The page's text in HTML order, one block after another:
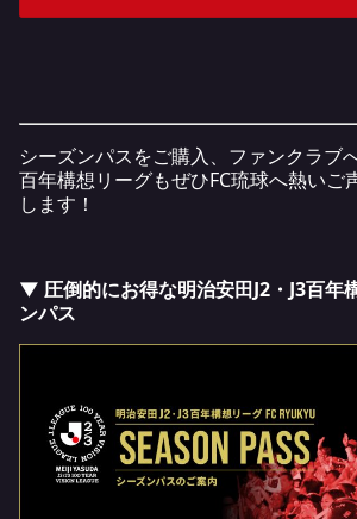
シーズンパスをご購入、ファンクラブ
百年構想リーグもぜひFC琉球へ熱いご
します！
▼ 圧倒的にお得な明治安田J2・J3百年
ンパス